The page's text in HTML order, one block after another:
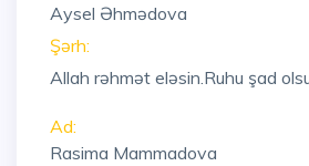
Aysel Əhmədova
Şərh:
Allah rəhmət eləsin.Ruhu şad
Ad:
Rasima Mammadova